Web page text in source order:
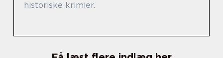
historiske krimier.